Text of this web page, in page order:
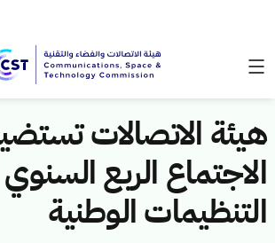
هيئة الاتصالات
الاجتماع الربع
التنظيمات الوطنية